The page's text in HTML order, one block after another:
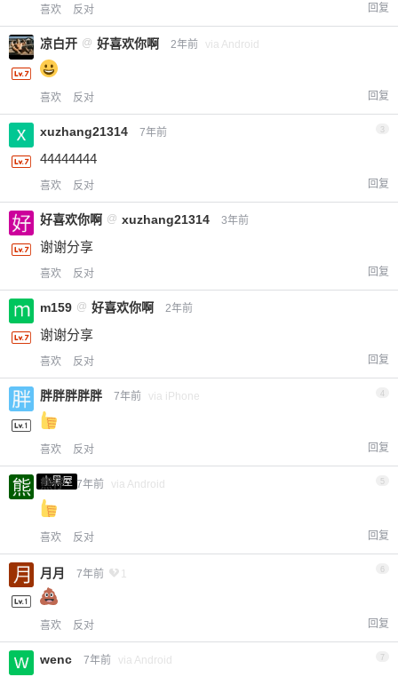
喜欢 反对 回复
凉白开 @ 好喜欢你啊 2年前 via Android
喜欢 反对 回复
xuzhang21314 7年前 3
44444444
喜欢 反对 回复
好喜欢你啊 @ xuzhang21314 3年前
谢谢分享
喜欢 反对 回复
m159 @ 好喜欢你啊 2年前
谢谢分享
喜欢 反对 回复
胖胖胖胖胖 7年前 via iPhone 4
喜欢 反对 回复
小黑屋
熊仔 7年前 via Android 5
喜欢 反对 回复
月月 7年前 1
喜欢 反对 回复
wenc 7年前 via Android 7